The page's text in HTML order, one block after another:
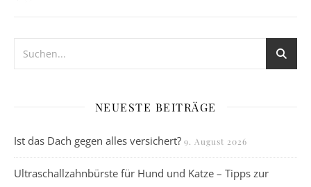
NEUESTE BEITRÄGE
Ist das Dach gegen alles versichert? 9. August 2026
Ultraschallzahnbürste für Hund und Katze – Tipps zur